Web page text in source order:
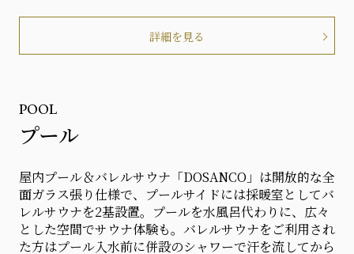
詳細を見る
POOL
プール
屋内プール＆バレルサウナ「DOSANCO」は開放的な全
面ガラス張り仕様で、プールサイドには採暖室としてバ
レルサウナを2基設置。プールを水風呂代わりに、広々
とした空間でサウナ体験も。バレルサウナをご利用され
た方はプール入水前に併設のシャワーで汗を流してから